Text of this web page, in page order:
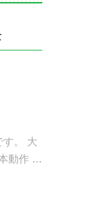
す。 大
動作 …